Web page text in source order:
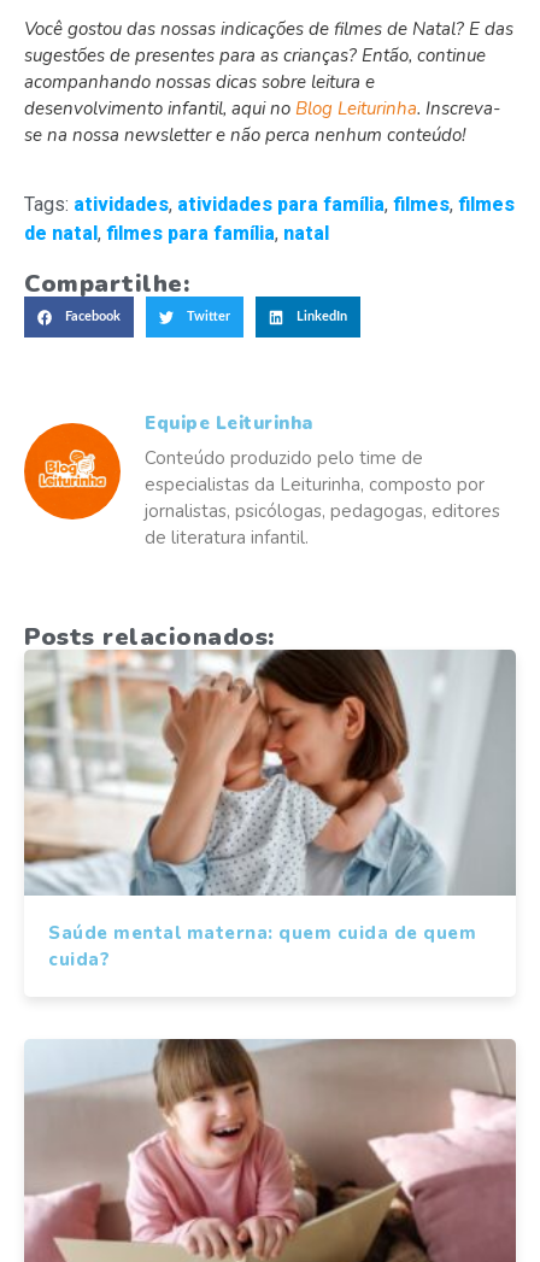
Você gostou das nossas indicações de filmes de Natal? E das
sugestões de presentes para as crianças? Então, continue
acompanhando nossas dicas sobre leitura e
desenvolvimento infantil, aqui no Blog Leiturinha. Inscreva-
se na nossa newsletter e não perca nenhum conteúdo!
Tags: atividades, atividades para família, filmes, filmes
de natal , filmes para família, natal
Compartilhe:
Facebook Twitter LinkedIn
Equipe Leiturinha
Conteúdo produzido pelo time de
especialistas da Leiturinha, composto por
jornalistas, psicólogas, pedagogas, editores
de literatura infantil.
Posts relacionados:
Saúde mental materna: quem cuida de quem
cuida?